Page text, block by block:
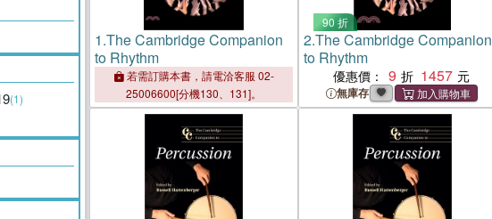
(1)
1.The Cambridge Companion
to Rhythm
若需訂購本書，請電洽客服 02-
25006600[分機130、131]。
90 折
2.The Cambridge Companion
to Rhythm
優惠價： 9 1457
無庫存